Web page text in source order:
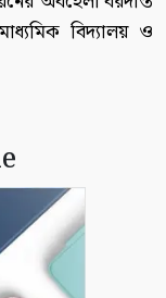
বিদ্যালয় ও